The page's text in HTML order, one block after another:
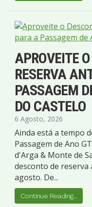
APROVEITE
RESERVA
PASSAGEM
DO CASTELO
6 Agosto, 2026
Ainda está a tempo
Passagem de Ano
d'Arga & Monte de
desconto de reserva
agosto. De...
Continue Reading...